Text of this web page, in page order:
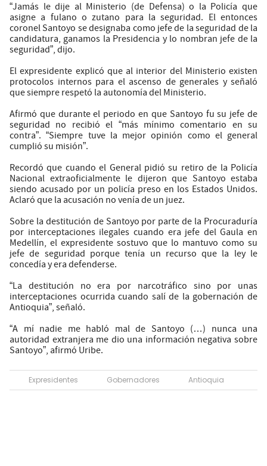
“Jamás le dije al Ministerio (de Defensa) o la Policía que
asigne a fulano o zutano para la seguridad. El entonces
coronel Santoyo se designaba como jefe de la seguridad de la
candidatura, ganamos la Presidencia y lo nombran jefe de la
seguridad”, dijo.
El expresidente explicó que al interior del Ministerio existen
protocolos internos para el ascenso de generales y señaló
que siempre respetó la autonomía del Ministerio.
Afirmó que durante el periodo en que Santoyo fu su jefe de
seguridad no recibió el “más mínimo comentario en su
contra”. “Siempre tuve la mejor opinión como el general
cumplió su misión”.
Recordó que cuando el General pidió su retiro de la Policía
Nacional extraoficialmente le dijeron que Santoyo estaba
siendo acusado por un policía preso en los Estados Unidos.
Aclaró que la acusación no venía de un juez.
Sobre la destitución de Santoyo por parte de la Procuraduría
por interceptaciones ilegales cuando era jefe del Gaula en
Medellín, el expresidente sostuvo que lo mantuvo como su
jefe de seguridad porque tenía un recurso que la ley le
concedía y era defenderse.
“La destitución no era por narcotráfico sino por unas
interceptaciones ocurrida cuando salí de la gobernación de
Antioquia”, señaló.
“A mí nadie me habló mal de Santoyo (…) nunca una
autoridad extranjera me dio una información negativa sobre
Santoyo”, afirmó Uribe.
Expresidentes Gobernadores Antioquia